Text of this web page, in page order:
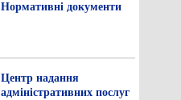
Нормативнi документи
Центр надання
адміністративних послуг